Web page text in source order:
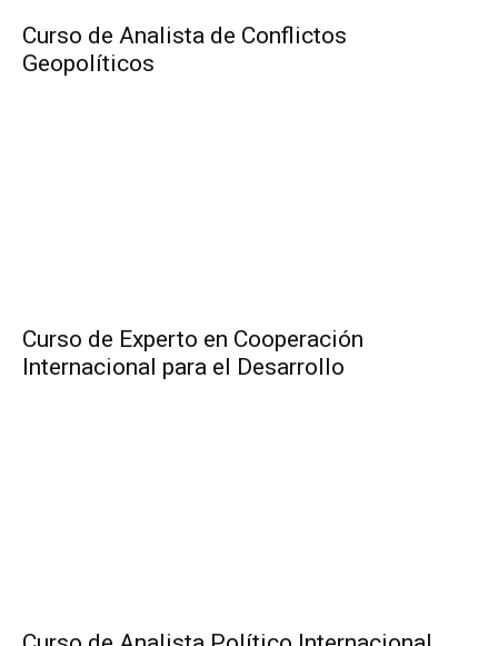
Curso de Analista de Conflictos
Geopolíticos
Curso de Experto en Cooperación
Internacional para el Desarrollo